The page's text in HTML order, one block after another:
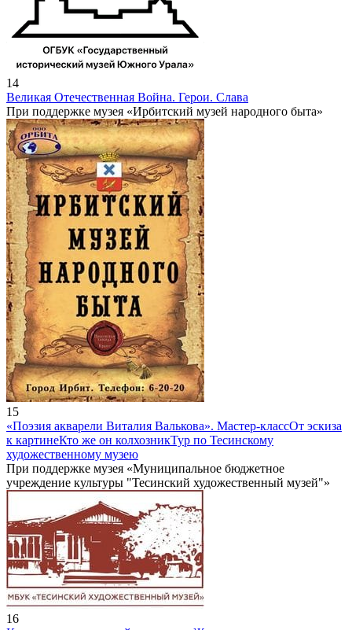
14
Великая Отечественная Война. Герои. Слава
При поддержке музея «Ирбитский музей народного быта»
15
«Поэзия акварели Виталия Валькова». Мастер-классОт эскиза
к картинеКто же он колхозникТур по Тесинскому
художественному музею
При поддержке музея «Муниципальное бюджетное
учреждение культуры "Тесинский художественный музей"»
16